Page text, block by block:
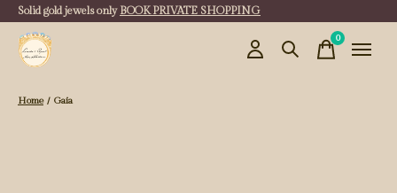
Solid gold jewels only BOOK PRIVATE SHOPPING
0items
Home / Gaia